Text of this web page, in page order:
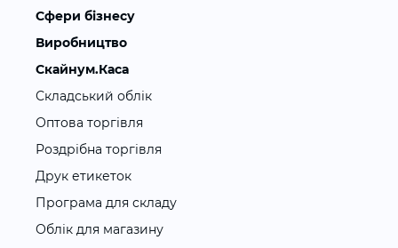
Сфери бізнесу
Виробництво
Скайнум.Каса
Складський облік
Оптова торгівля
Роздрібна торгівля
Друк етикеток
Програма для складу
Облік для магазину